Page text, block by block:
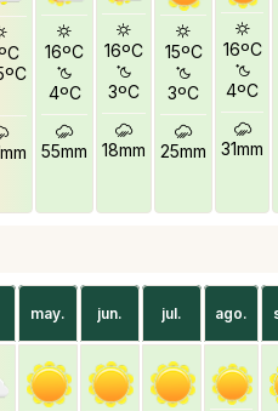
16ºC
4ºC
55mm
16ºC
3ºC
18mm
15ºC
3ºC
25mm
16ºC
4ºC
31mm
may. jun. jul. ago.